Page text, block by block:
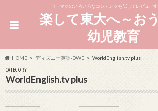
ワーママのいろいろなコンテンツを試してレビュー
楽して東大へ～お
幼児教育
HOME ディズニー英語-DWE WorldEnglish.tv plus
CATEGORY
WorldEnglish.tv plus